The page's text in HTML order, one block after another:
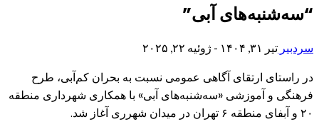
“سه‌شنبه‌های آبی”
سردبیر تیر ۳۱, ۱۴۰۴ - ژوئیه ۲۲, ۲۰۲۵
در راستای ارتقای آگاهی عمومی نسبت به بحران کم‌آبی، طرح
فرهنگی و آموزشی «سه‌شنبه‌های آبی» با همکاری شهرداری منطقه
۲۰ و آبفای منطقه ۶ تهران در میدان شهرری آغاز شد.